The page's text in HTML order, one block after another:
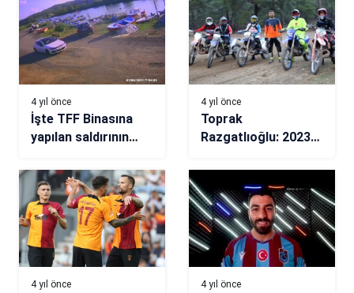
savunma
bloğumuzda
sıkıntılar
yaratacağını
biliyorduk
4 yıl önce
İşte TFF Binasına
yapılan saldırının
görüntüleri!
4 yıl önce
Toprak
Razgatlıoğlu: 2023
çok çalışacağız
4 yıl önce 4 yıl önce